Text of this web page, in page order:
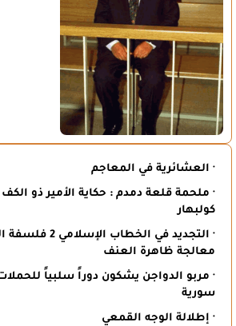
· العشائرية في المعاجم
· ملحمة قلعة دمدم : حكاية الأمير ذو
كولبهار
· التجديد في
معالجة ظاهرة العنف
· مربو الدواجن يشكون دوراً سلبياً
سورية
· إطلالة الوجه القمعي